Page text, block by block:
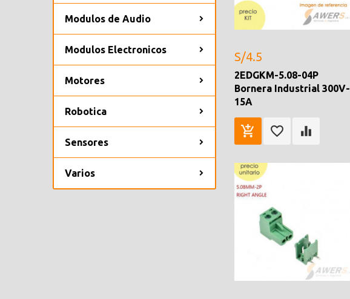
Modulos de Audio
Modulos Electronicos
Motores
Robotica
Sensores
Varios
S/4.5
2EDGKM-5.08-04P
Bornera Industrial 300V-
15A